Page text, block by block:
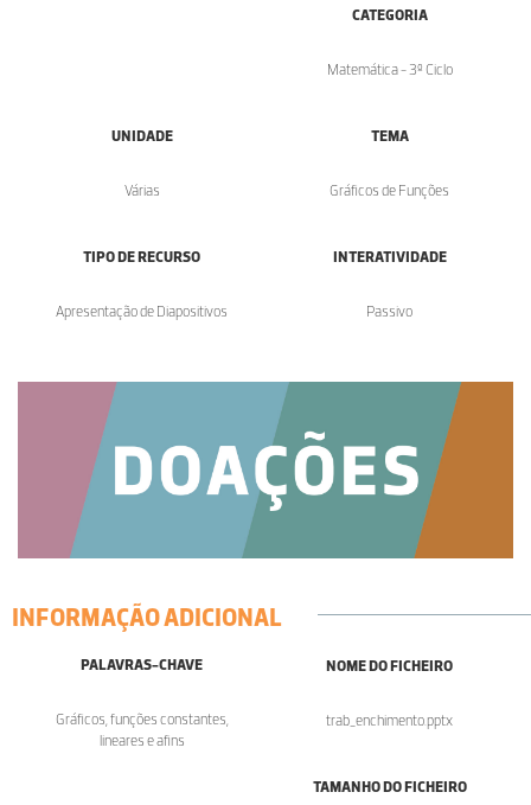
CATEGORIA
Matemática - 3º Ciclo
UNIDADE
Várias
TEMA
Gráficos de Funções
TIPO DE RECURSO
Apresentação de Diapositivos
INTERATIVIDADE
Passivo
INFORMAÇÃO ADICIONAL
PALAVRAS-CHAVE
Gráficos, funções constantes,
lineares e afins
NOME DO FICHEIRO
trab_enchimento.pptx
TAMANHO DO FICHEIRO